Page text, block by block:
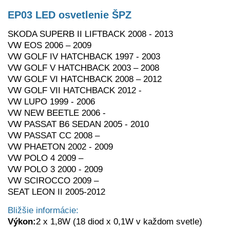
EP03 LED osvetlenie ŠPZ
SKODA SUPERB II LIFTBACK 2008 - 2013
VW EOS 2006 – 2009
VW GOLF IV HATCHBACK 1997 - 2003
VW GOLF V HATCHBACK 2003 – 2008
VW GOLF VI HATCHBACK 2008 – 2012
VW GOLF VII HATCHBACK 2012 -
VW LUPO 1999 - 2006
VW NEW BEETLE 2006 -
VW PASSAT B6 SEDAN 2005 - 2010
VW PASSAT CC 2008 –
VW PHAETON 2002 - 2009
VW POLO 4 2009 –
VW POLO 3 2000 - 2009
VW SCIROCCO 2009 –
SEAT LEON II 2005-2012
Bližšie informácie:
Výkon:2 x 1,8W (18 diod x 0,1W v každom svetle)